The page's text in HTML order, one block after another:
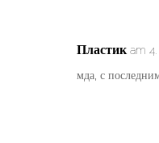
Пластик am
мда, с